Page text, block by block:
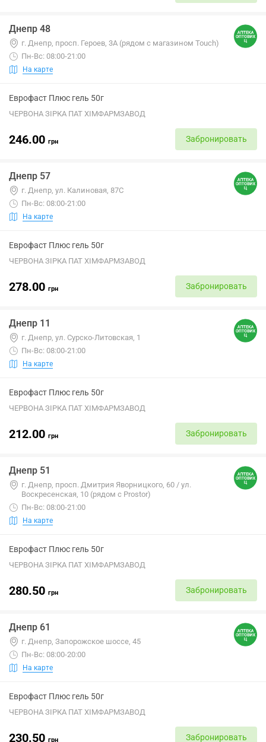
Днепр 48
г. Днепр, просп. Героев, 3А (рядом с магазином Touch)
Пн-Вс: 08:00-21:00
На карте
Еврофаст Плюс гель 50г
ЧЕРВОНА ЗІРКА ПАТ ХІМФАРМЗАВОД
246.00 грн Забронировать
Днепр 57
г. Днепр, ул. Калиновая, 87С
Пн-Вс: 08:00-21:00
На карте
Еврофаст Плюс гель 50г
ЧЕРВОНА ЗІРКА ПАТ ХІМФАРМЗАВОД
278.00 грн Забронировать
Днепр 11
г. Днепр, ул. Сурско-Литовская, 1
Пн-Вс: 08:00-21:00
На карте
Еврофаст Плюс гель 50г
ЧЕРВОНА ЗІРКА ПАТ ХІМФАРМЗАВОД
212.00 грн Забронировать
Днепр 51
г. Днепр, просп. Дмитрия Яворницкого, 60 / ул.
Воскресенская, 10 (рядом с Prostor)
Пн-Вс: 08:00-21:00
На карте
Еврофаст Плюс гель 50г
ЧЕРВОНА ЗІРКА ПАТ ХІМФАРМЗАВОД
280.50 грн Забронировать
Днепр 61
г. Днепр, Запорожское шоссе, 45
Пн-Вс: 08:00-20:00
На карте
Еврофаст Плюс гель 50г
ЧЕРВОНА ЗІРКА ПАТ ХІМФАРМЗАВОД
230.50 грн Забронировать